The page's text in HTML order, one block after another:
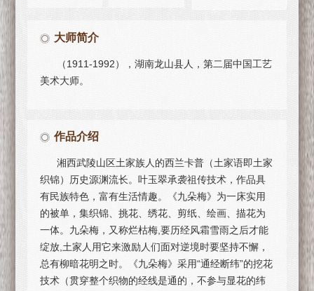
大师简介
（1911-1992），湖南龙山县人，第二届中国工艺
美术大师。
作品介绍
湘西武陵山区土家族人的西兰卡普（土家语即土家
织锦）历史源渊流长。叶玉翠承袭祖传技术，作品具
有民族特色，富有生活情趣。《九朵梅》为一床实用
的被单，集织锦、挑花、绣花、剪纸、绘画、描花为
一体。九朵梅，又称烂枯梅,要历经风霜雪雨之后才能
绽放,土家人用它来激励人们面对逆境时要坚持不懈，
总有柳暗花明之时。《九朵梅》采用“通经断纬”的挖花
技术（贯穿整个织物的经线是通的，不参与显花的纬